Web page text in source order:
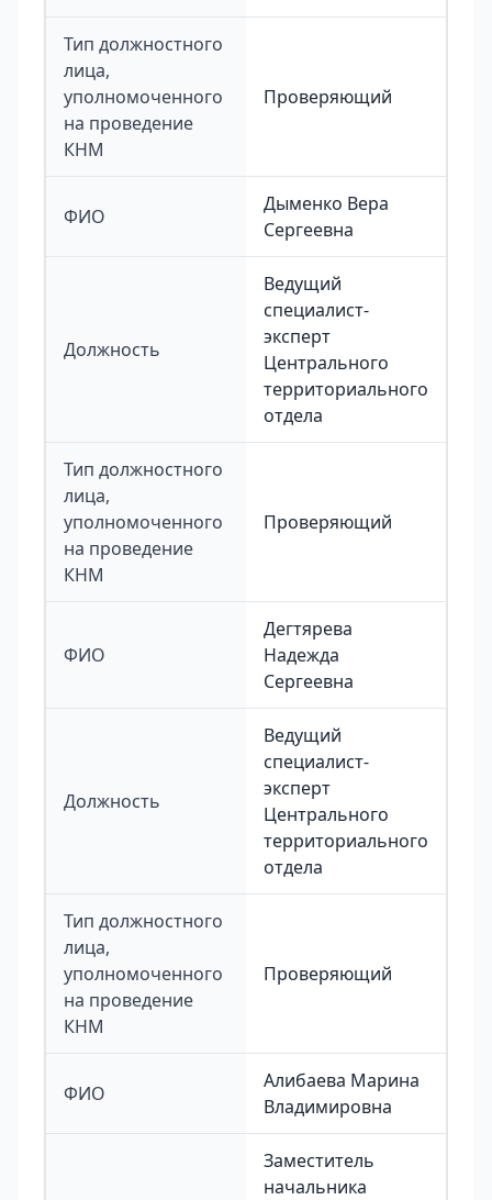
Тип должностного
лица,
уполномоченного
на проведение
КНМ
Проверяющий
ФИО
Дыменко Вера
Сергеевна
Должность
Ведущий
специалист-
эксперт
Центрального
территориального
отдела
Тип должностного
лица,
уполномоченного
на проведение
КНМ
Проверяющий
ФИО
Дегтярева
Надежда
Сергеевна
Должность
Ведущий
специалист-
эксперт
Центрального
территориального
отдела
Тип должностного
лица,
уполномоченного
на проведение
КНМ
Проверяющий
ФИО
Алибаева Марина
Владимировна
Заместитель
начальника